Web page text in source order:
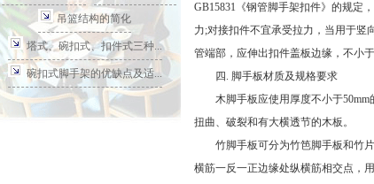
吊篮结构的简化
塔式、碗扣式、扣件式三种...
碗扣式脚手架的优缺点及适...
GB15831《钢管脚手架扣件》的规定
力;对接扣件不宜承受拉力，当用于竖
管端部，应伸出扣件盖板边缘，不小
四. 脚手板材质及规格要求
木脚手板应使用厚度不小于50mm的
扭曲、破裂和有大横透节的木板。
竹脚手板可分为竹笆脚手板和竹片
横筋一反一正边缘处纵横筋相交点，